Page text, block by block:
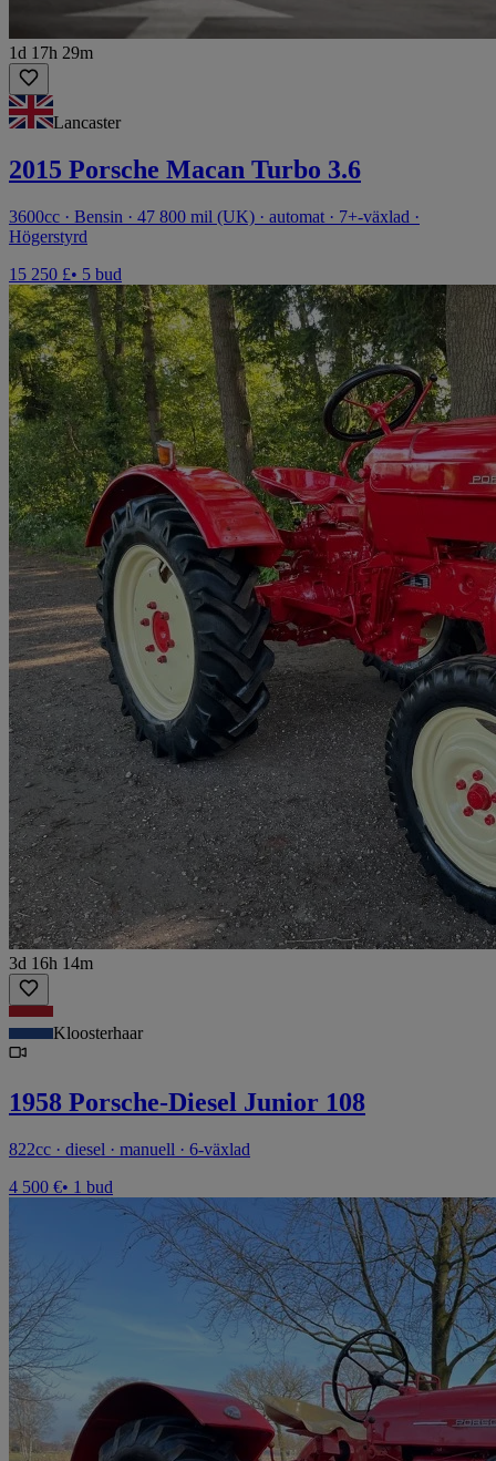
1d 17h 29m
Lancaster
2015 Porsche Macan Turbo 3.6
3600cc · Bensin · 47 800 mil (UK) · automat · 7+-växlad ·
Högerstyrd
15 250 £• 5 bud
3d 16h 14m
Kloosterhaar
1958 Porsche-Diesel Junior 108
822cc · diesel · manuell · 6-växlad
4 500 €• 1 bud